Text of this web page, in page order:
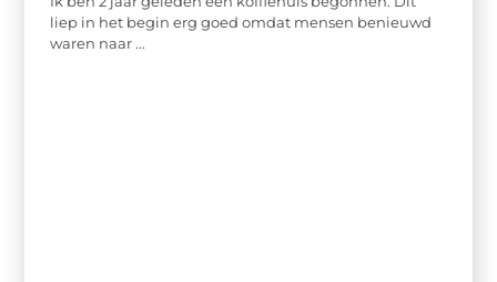
liep in het begin erg goed omdat mensen benieuwd
waren naar ...